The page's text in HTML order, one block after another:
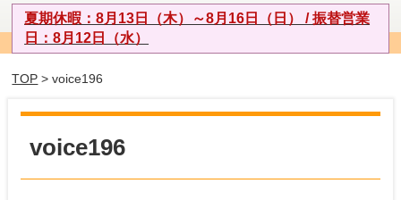
夏期休暇：8月13日（木）～8月16日（日） / 振替営業
日：8月12日（水）
TOP > voice196
voice196